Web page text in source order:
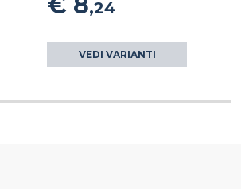
,24
VEDI VARIANTI